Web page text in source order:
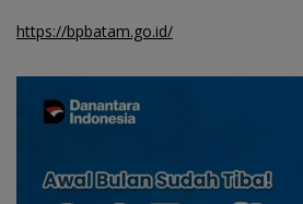
https://bpbatam.go.id/